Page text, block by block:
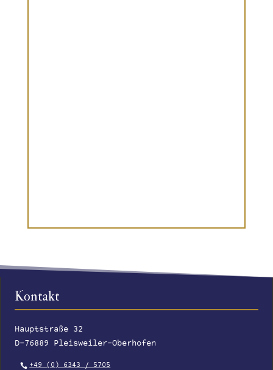
Kontakt
Hauptstraße 32
D-76889 Pleisweiler-Oberhofen
+49 (0) 6343 / 5705